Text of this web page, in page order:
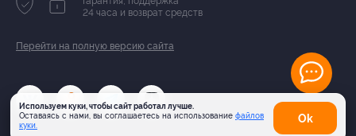
Используем куки, чтобы сайт работал лучше.
Оставаясь с нами, вы соглашаетесь на использование файлов
куки.
Оk
24 часа и возврат средств
Перейти на полную версию сайта